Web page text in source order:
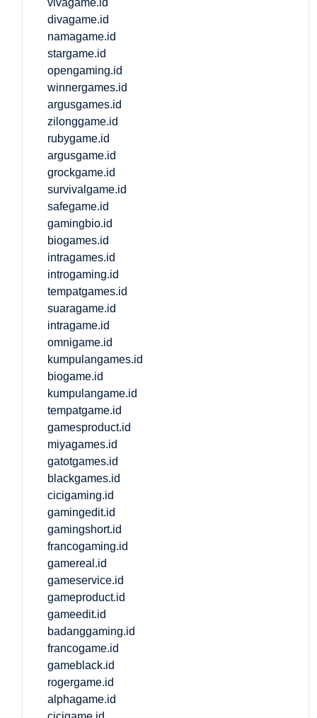
vivagame.id
divagame.id
namagame.id
stargame.id
opengaming.id
winnergames.id
argusgames.id
zilonggame.id
rubygame.id
argusgame.id
grockgame.id
survivalgame.id
safegame.id
gamingbio.id
biogames.id
intragames.id
introgaming.id
tempatgames.id
suaragame.id
intragame.id
omnigame.id
kumpulangames.id
biogame.id
kumpulangame.id
tempatgame.id
gamesproduct.id
miyagames.id
gatotgames.id
blackgames.id
cicigaming.id
gamingedit.id
gamingshort.id
francogaming.id
gamereal.id
gameservice.id
gameproduct.id
gameedit.id
badanggaming.id
francogame.id
gameblack.id
rogergame.id
alphagame.id